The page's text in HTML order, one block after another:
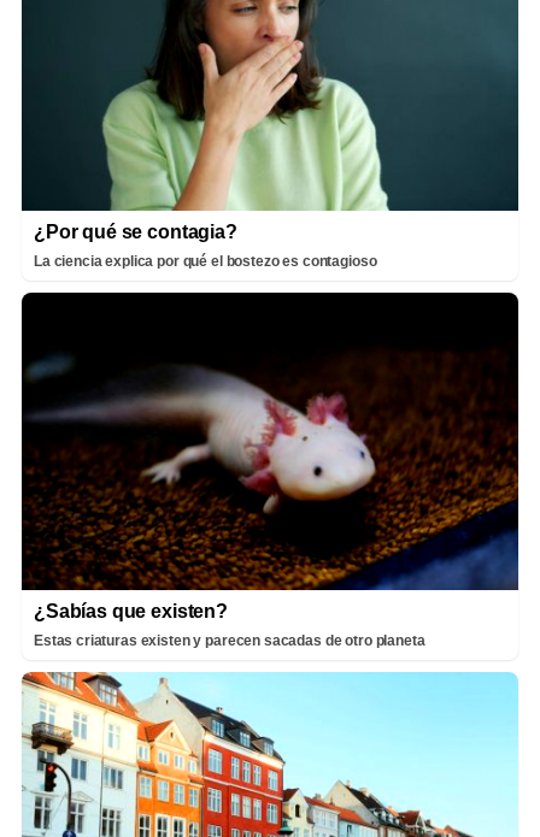
¿Por qué se contagia?
La ciencia explica por qué el bostezo es contagioso
¿Sabías que existen?
Estas criaturas existen y parecen sacadas de otro planeta